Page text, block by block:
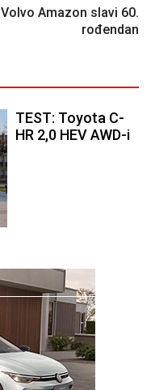
Volvo Amazon slavi 60.
rođendan
TEST: Toyota C-
HR 2,0 HEV AWD-i